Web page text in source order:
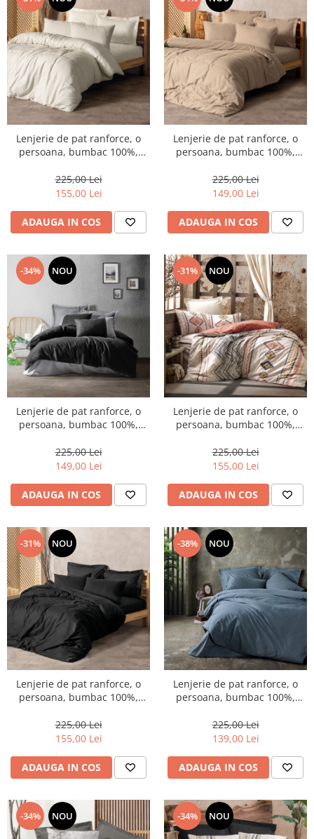
Lenjerie de pat ranforce, o
persoana, bumbac 100%,
225,00 Lei
155,00 Lei
ADAUGA IN COS
Lenjerie de pat ranforce, o
persoana, bumbac 100%,
225,00 Lei
149,00 Lei
ADAUGA IN COS
-34% NOU
Lenjerie de pat ranforce, o
persoana, bumbac 100%,
225,00 Lei
149,00 Lei
ADAUGA IN COS
-31% NOU
Lenjerie de pat ranforce, o
persoana, bumbac 100%,
225,00 Lei
155,00 Lei
ADAUGA IN COS
-31% NOU
Lenjerie de pat ranforce, o
persoana, bumbac 100%,
225,00 Lei
155,00 Lei
ADAUGA IN COS
-38% NOU
Lenjerie de pat ranforce, o
persoana, bumbac 100%,
225,00 Lei
139,00 Lei
ADAUGA IN COS
-34% NOU -34% NOU